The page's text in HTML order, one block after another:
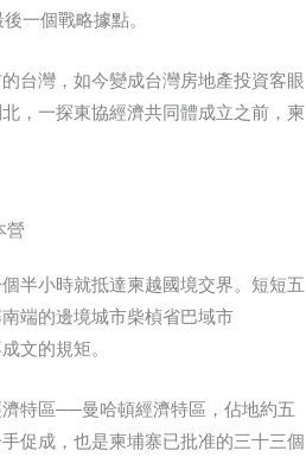
一個戰略據點。
台灣，如今變成台灣房地產投資客眼
，一探東協經濟共同體成立之前，柬
營
半小時就抵達柬越國境交界。短短五
端的邊境城市柴楨省巴域市
文的規矩。
特區──曼哈頓經濟特區，佔地約五
促成，也是柬埔寨已批准的三十三個